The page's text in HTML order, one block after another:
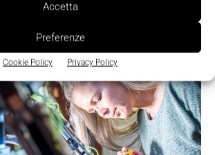
Accetta
Preferenze
Cookie Policy Privacy Policy
la sicurezza OT diventa un
per la competitività del